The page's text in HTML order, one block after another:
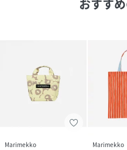
おすす
Marimekko
Marimekko